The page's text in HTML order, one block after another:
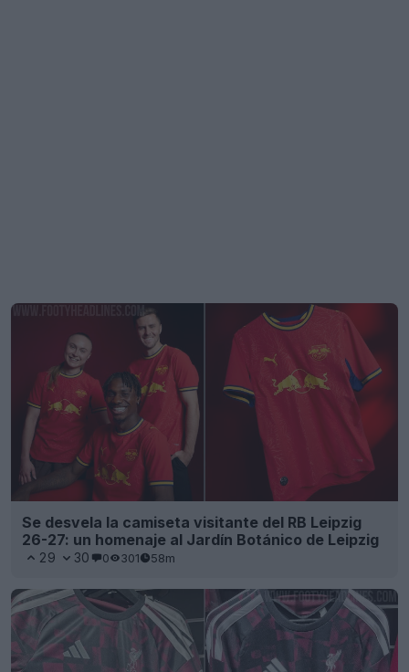
Se desvela la camiseta visitante del RB Leipzig
26-27: un homenaje al Jardín Botánico de Leipzig
29 30 0 301 58m